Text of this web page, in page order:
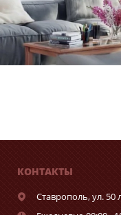
КОНТАКТЫ
Ставрополь,ул. 50